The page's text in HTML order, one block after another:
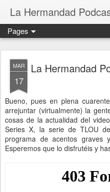
La Hermandad
Pages
MAR
17
La Hermandad
Bueno, pues en plena
arrejuntar (virtualmente) la
cosas de la actualidad del
Series X, la serie de TLOU
programa de acentos
Esperemos que lo disfrutéis y